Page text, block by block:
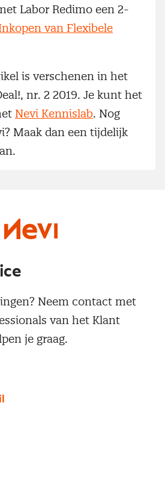
Labor Redimo een 2-
van Flexibele
is verschenen in het
nr. 2 2019. Je kunt het
Nevi Kennislab. Nog
Maak dan een tijdelijk
Neem contact met
van het Klant
je graag.